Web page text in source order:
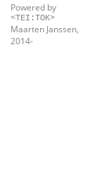
Powered by
<TEI:TOK>
Maarten Janssen,
2014-